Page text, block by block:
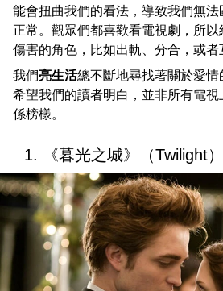
能會扭曲我們的看法，導致我們無
正常。觀眾們都喜歡看電視劇，所
傷害的角色，比如出軌、分合，或者
我們亮生活總不斷地尋找著關於愛
希望我們的讀者明白，並非所有電
係榜樣。
1. 《暮光之城》（Twilight